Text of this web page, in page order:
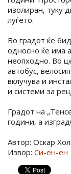
изолиран, туку
луѓето.
Во градот ќе
односно ќе има
неопходно. Во
автобус,
вклучува и
и системи за
Градот на
години, а
Автор: Оскар
Извор: Си-ен-ен